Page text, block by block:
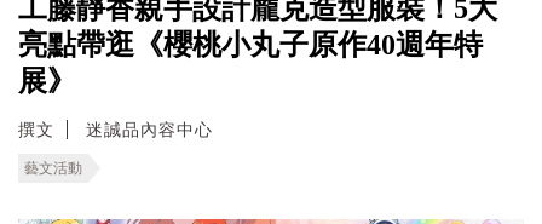
工藤靜香親手設計龐克造型服裝！5大
亮點帶逛《櫻桃小丸子原作40週年特
展》
撰文 迷誠品內容中心
藝文活動